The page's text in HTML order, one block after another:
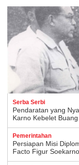
Serba Serbi
Pendaratan yang
Karno Kebelet
Pemerintahan
Persiapan Misi
Facto Figur